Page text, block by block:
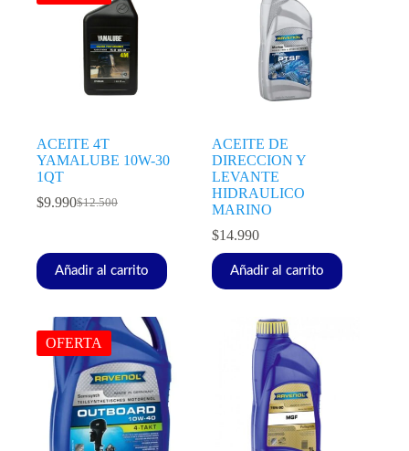
ACEITE 4T
YAMALUBE 10W-30
1QT
$12.500
$9.990
Añadir al carrito
ACEITE DE
DIRECCION Y
LEVANTE
HIDRAULICO
MARINO
$14.990
Añadir al carrito
OFERTA